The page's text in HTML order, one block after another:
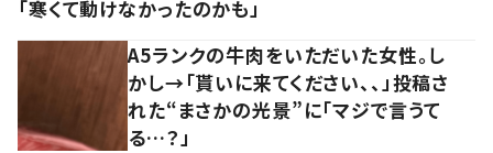
「寒くて動けなかったのかも」
A5ランクの牛肉をいただいた女性。し
かし→「貰いに来てください、、」投稿さ
れた“まさかの光景”に「マジで言うて
る…？」